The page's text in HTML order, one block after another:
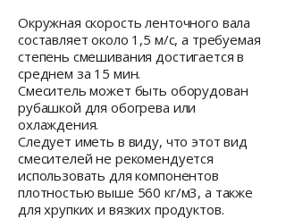
Окружная скорость ленточного вала
составляет около 1,5 м/с, а требуемая
степень смешивания достигается в
среднем за 15 мин.
Смеситель может быть оборудован
рубашкой для обогрева или
охлаждения.
Следует иметь в виду, что этот вид
смесителей не рекомендуется
использовать для компонентов
плотностью выше 560 кг/м3, а также
для хрупких и вязких продуктов.